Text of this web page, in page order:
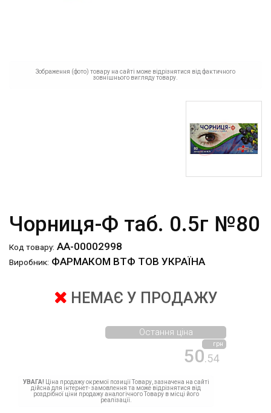
Зображення (фото) товару на сайті може відрізнятися від фактичного
зовнішнього вигляду товару.
Чорниця-Ф таб. 0.5г №80
Код товару: АА-00002998
Виробник: ФАРМАКОМ ВТФ ТОВ УКРАЇНА
НЕМАЄ У ПРОДАЖУ
50.54
грн
Остання ціна
УВАГА! Ціна продажу окремої позиції Товару, зазначена на сайті
дійсна для інтернет- замовлення та може відрізнятися від
роздрібної ціни продажу аналогічного Товару в місці його
реалізації.